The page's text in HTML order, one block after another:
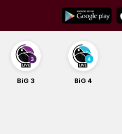
content
BiG 3 BiG 4